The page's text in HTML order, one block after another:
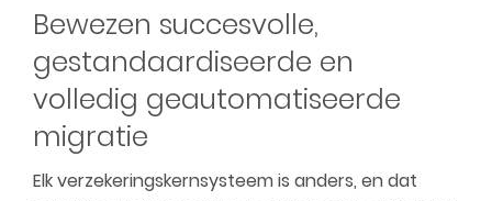
Bewezen succesvolle,
gestandaardiseerde en
volledig geautomatiseerde
migratie
Elk verzekeringskernsysteem is anders, en dat